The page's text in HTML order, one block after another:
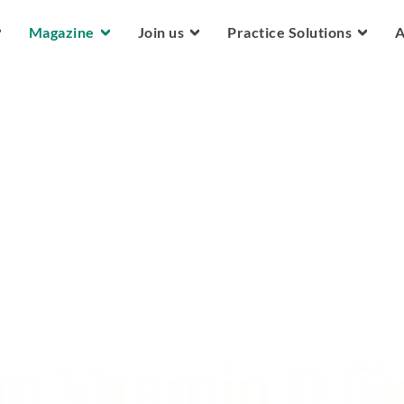
Magazine Join us Practice Solutions